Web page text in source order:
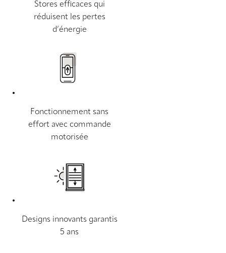
Stores efficaces qui
réduisent les pertes
d’énergie
Fonctionnement sans
effort avec commande
motorisée
Designs innovants garantis
5 ans